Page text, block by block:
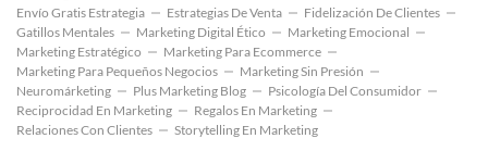
Envío Gratis Estrategia
Estrategias De Venta
Fidelización De Clientes
Gatillos Mentales
Marketing Digital Ético
Marketing Emocional
Marketing Estratégico
Marketing Para Ecommerce
Marketing Para Pequeños Negocios
Marketing Sin Presión
Neuromárketing
Plus Marketing Blog
Psicología Del Consumidor
Reciprocidad En Marketing
Regalos En Marketing
Relaciones Con Clientes
Storytelling En Marketing